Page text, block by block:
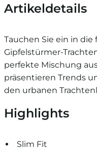
Artikeldetails
Tauchen Sie ein in
Gipfelstürmer-
perfekte Mischung
präsentieren Trends
den urbanen
Highlights
Slim Fit